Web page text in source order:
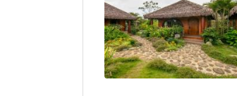
Chi tiết phòng